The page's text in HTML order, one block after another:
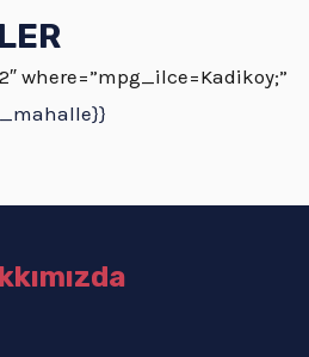
where=”mpg_ilce=Kadikoy;”